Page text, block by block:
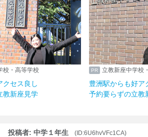
校・高等学校
クセス良し
教新座見学
立教新座中学校
豊洲駅からも好ア
予約要らずの立教
投稿者: 中学１年生
(ID:6U6hvVFc1CA)